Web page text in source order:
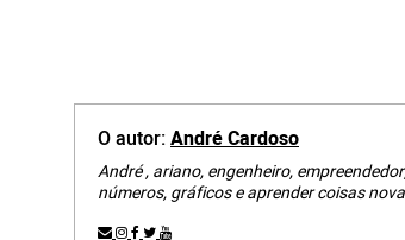
O autor:André Cardoso
André , ariano, engenheiro,
números, gráficos e aprender coisas